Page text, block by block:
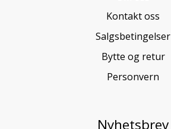
Kontakt oss
Salgsbetingelser
Bytte og retur
Personvern
Nyhetsbrev